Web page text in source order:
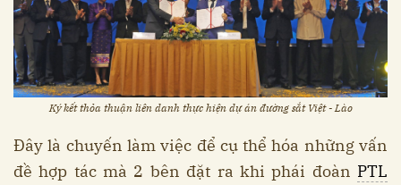
Ký kết thỏa thuận liên danh thực hiện dự án đường sắt Việt - Lào
Đây là chuyến làm việc để cụ thể hóa những vấn
đề hợp tác mà 2 bên đặt ra khi phái đoàn PTL